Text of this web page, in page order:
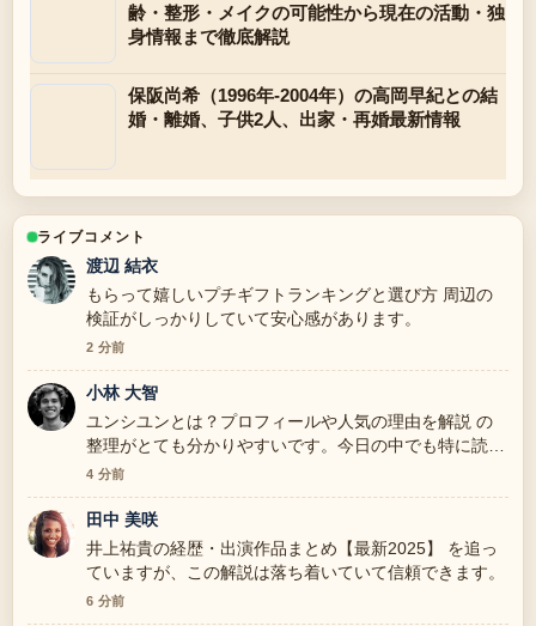
齢・整形・メイクの可能性から現在の活動・独
身情報まで徹底解説
保阪尚希（1996年-2004年）の高岡早紀との結
婚・離婚、子供2人、出家・再婚最新情報
ライブコメント
渡辺 結衣
もらって嬉しいプチギフトランキングと選び方 周辺の
検証がしっかりしていて安心感があります。
2 分前
小林 大智
ユンシユンとは？プロフィールや人気の理由を解説 の
整理がとても分かりやすいです。今日の中でも特に読み
やすいです。
4 分前
田中 美咲
井上祐貴の経歴・出演作品まとめ【最新2025】 を追っ
ていますが、この解説は落ち着いていて信頼できます。
6 分前